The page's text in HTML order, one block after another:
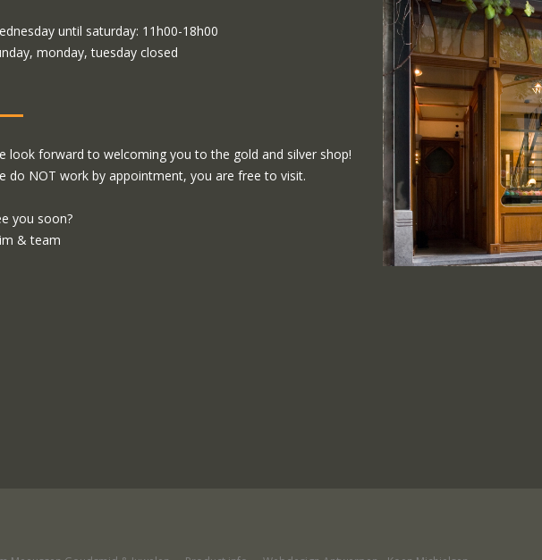
until saturday: 11h00-18h00
monday, tuesday closed
look forward to welcoming you to the gold and silver shop!
do NOT work by appointment, you are free to visit.
you soon?
& team